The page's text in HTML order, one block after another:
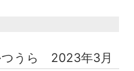
つうら 2023年3月